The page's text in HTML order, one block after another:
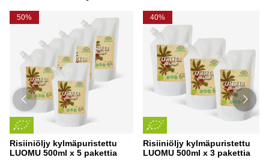
50%
Risiiniöljy kylmäpuristettu
LUOMU 500ml x 5 pakettia
40%
Risiiniöljy kylmäpuristettu
LUOMU 500ml x 3 pakettia